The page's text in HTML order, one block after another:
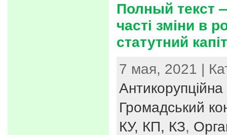
Полный текст
часті зміни в
статутний
7 мая, 2021 |
Антикорупційна
Громадський
КУ, КП, КЗ,